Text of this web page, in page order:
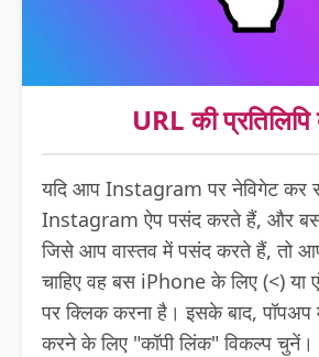
URL की प्रतिलिपि
यदि आप Instagram पर नेविगेट कर
Instagram ऐप पसंद करते हैं, और बस
जिसे आप वास्तव में पसंद करते हैं, तो
चाहिए वह बस iPhone के लिए (<) या
पर क्लिक करना है। इसके बाद, पॉपअप
करने के लिए "कॉपी लिंक" विकल्प चुनें।